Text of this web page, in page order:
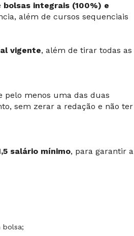
bolsas integrais (100%) e
além de cursos sequenciais
vigente, além de tirar todas as
pelo menos uma das duas
sem zerar a redação e não ter
salário mínimo, para garantir a
bolsa;